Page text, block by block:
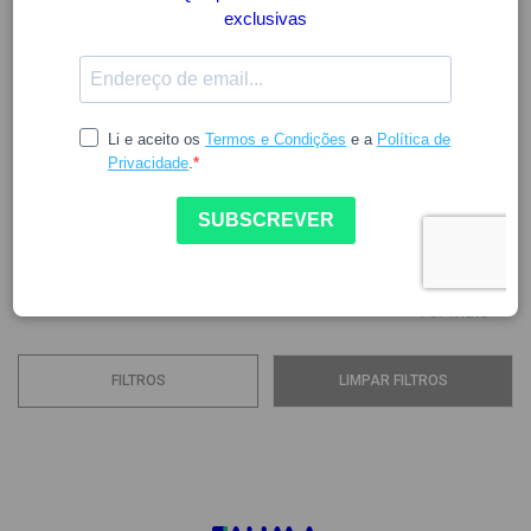
HOLLE
A empresa Holle, criada em 1933 em Arlesheim, iniciou-se
bebés, tornando-se uma das pioneiras na indústria de
original consistia em várias opções de cereais para bebés,
destinadas à preparação de biberões e papas, que podiam
Ver mais
FILTROS LIMPAR FILTROS